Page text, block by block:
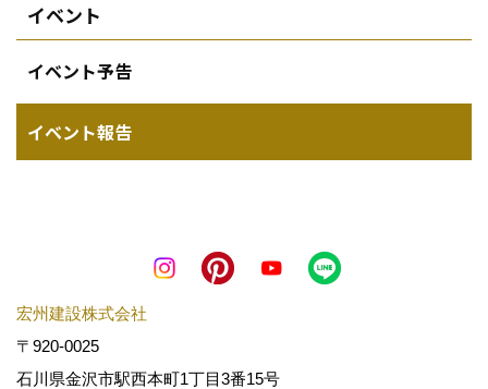
イベント
イベント予告
イベント報告
宏州建設株式会社
〒920-0025
石川県金沢市駅西本町1丁目3番15号